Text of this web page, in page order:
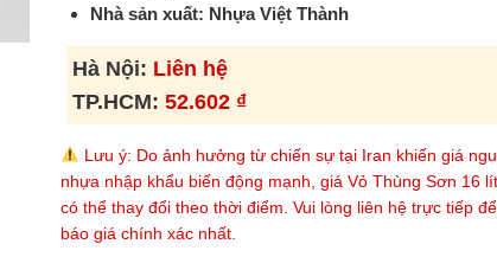
Nhà sản xuất: Nhựa Việt Thành
Hà Nội: Liên hệ
TP.HCM: 52.602 ₫
Lưu ý: Do ảnh hưởng từ chiến sự tại Iran khiến giá
nhựa nhập khẩu biến động mạnh, giá Vỏ Thùng Sơn 16
có thể thay đổi theo thời điểm. Vui lòng liên hệ trực tiếp
báo giá chính xác nhất.